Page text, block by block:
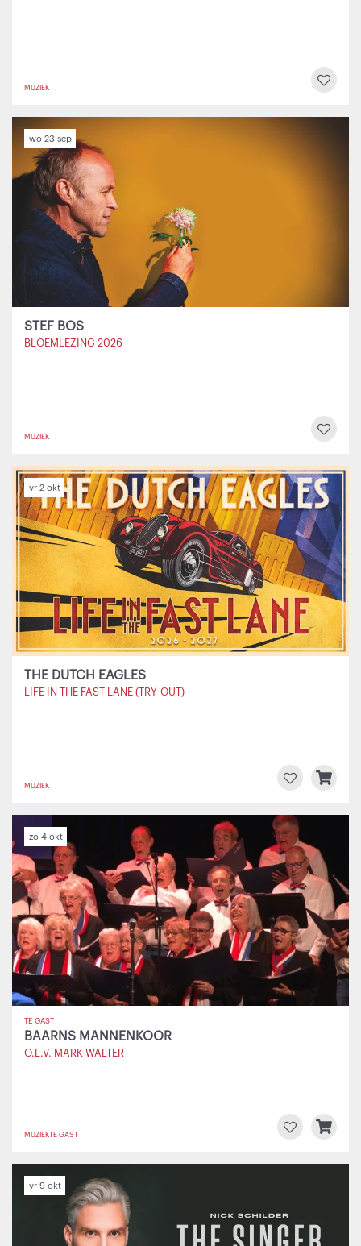
MUZIEK
STEF BOS
BLOEMLEZING 2026
wo 23 sep
MUZIEK
THE DUTCH EAGLES
LIFE IN THE FAST LANE (TRY-OUT)
vr 2 okt
MUZIEK
BAARNS MANNENKOOR
O.L.V. MARK WALTER
TE GAST
zo 4 okt
MUZIEK TE GAST
vr 9 okt